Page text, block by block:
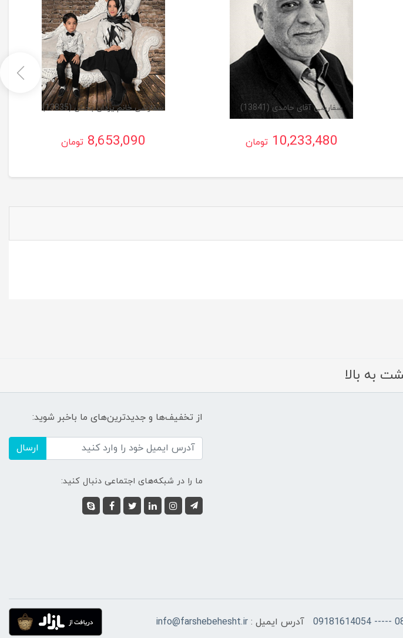
سفارشی آقای حامدی (13841)
10,233,480 تومان
سفارشی خانم یزدان بخش (13835)
8,653,090 تومان
به بالا
از تخفیف‌ها و جدیدترین‌های ما باخبر شوید:
ارسال
ما را در شبکه‌های اجتماعی دنبال کنید:
آدرس ایمیل : info@farshebehesht.ir